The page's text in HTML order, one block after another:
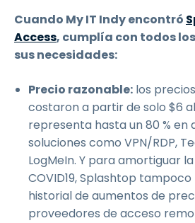
Cuando My IT Indy encontró
Access, cumplía con todos
sus necesidades:
Precio razonable: los
costaron a partir de solo $6
representa hasta un 80 % en
soluciones como VPN/RDP,
LogMeIn. Y para amortiguar
COVID19, Splashtop
historial de aumentos de
proveedores de acceso